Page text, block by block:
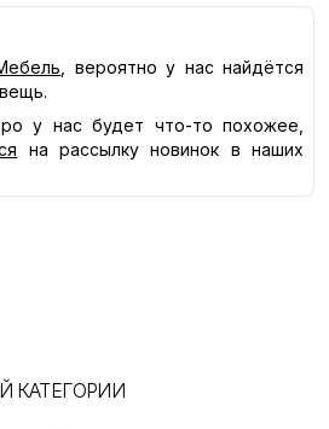
, вероятно у нас найдётся
у нас будет что-то похожее,
на рассылку новинок в наших
КАТЕГОРИИ